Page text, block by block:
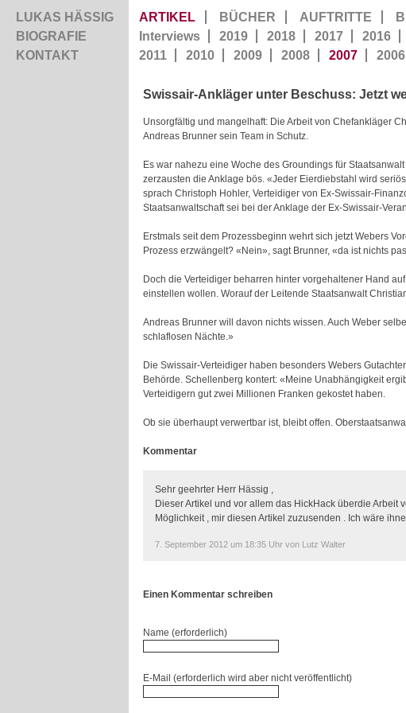
LUKAS HÄSSIG
BIOGRAFIE
KONTAKT
ARTIKEL BÜCHER AUFTRITTE
Interviews
2019 2018 2017 2016
2011
2010 2009 2008 2007 2006
Swissair-Ankläger unter Beschuss: Jetzt
Unsorgfältig und mangelhaft: Die Arbeit von Chefankläger
Andreas Brunner sein Team in Schutz.
Es war nahezu eine Woche des Groundings für
zerzausten die Anklage bös. «Jeder Eierdiebstahl wird
sprach Christoph Hohler, Verteidiger von Ex-Swissair-
Staatsanwaltschaft sei bei der Anklage der Ex-Swissair-
Erstmals seit dem Prozessbeginn wehrt sich jetzt Webers
Prozess erzwängelt? «Nein», sagt Brunner, «da ist nichts
Doch die Verteidiger beharren hinter vorgehaltener Hand
einstellen wollen. Worauf der Leitende Staatsanwalt
Andreas Brunner will davon nichts wissen. Auch Weber
schlaflosen Nächte.»
Die Swissair-Verteidiger haben besonders Webers
Behörde. Schellenberg kontert: «Meine Unabhängigkeit
Verteidigern gut zwei Millionen Franken gekostet haben.
Ob sie überhaupt verwertbar ist, bleibt offen.
Kommentar
Sehr geehrter Herr Hässig ,
Dieser Artikel und vor allem das HickHack überdie Arbeit
Möglichkeit , mir diesen Artikel zuzusenden . Ich wäre
7. September 2012 um 18:35 Uhr von Lutz Walter
Einen Kommentar schreiben
Name (erforderlich)
E-Mail (erforderlich wird aber nicht veröffentlicht)